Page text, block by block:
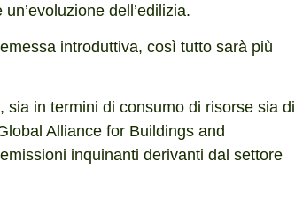
dell’edilizia.
introduttiva, così tutto sarà più
sia in termini di consumo di risorse sia di
Alliance for Buildings and
inquinanti derivanti dal settore